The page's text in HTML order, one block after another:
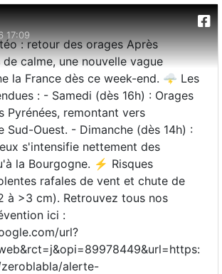
17:09
: retour des orages Après
calme, une nouvelle vague
la France dès ce week-end. 🌩️ Les
: - Samedi (dès 16h) : Orages
Pyrénées, remontant vers
Sud-Ouest. - Dimanche (dès 14h) :
s'intensifie nettement des
la Bourgogne. ⚡ Risques
rafales de vent et chute de
à >3 cm). Retrouvez tous nos
ici :
url?
alerte-